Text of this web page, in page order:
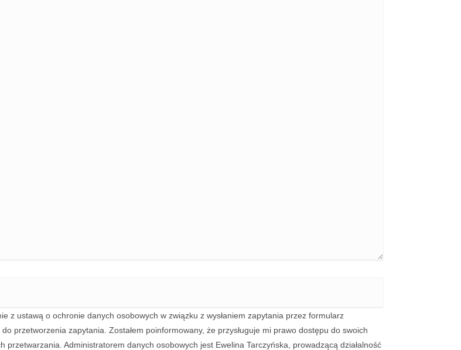
z ustawą o ochronie danych osobowych w związku z wysłaniem zapytania przez formularz
przetworzenia zapytania. Zostałem poinformowany, że przysługuje mi prawo dostępu do swoich
Administratorem danych osobowych jest Ewelina Tarczyńska, prowadzącą działalność